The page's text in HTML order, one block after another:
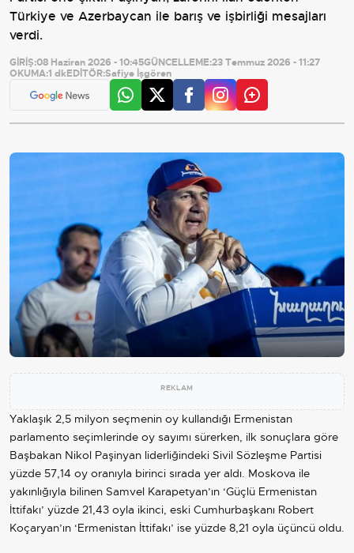
Türkiye ve Azerbaycan ile barış ve işbirliği mesajları
verdi.
GİRİŞ:08 Haziran 2026 - 10:45GÜNCELLEME:23 Temmuz 2026 - 11:27
OKUMA:1 dkEDİTÖR:Safiye İşgören
REKLAM
Yaklaşık 2,5 milyon seçmenin oy kullandığı Ermenistan
parlamento seçimlerinde oy sayımı sürerken, ilk sonuçlara göre
Başbakan Nikol Paşinyan liderliğindeki Sivil Sözleşme Partisi
yüzde 57,14 oy oranıyla birinci sırada yer aldı. Moskova ile
yakınlığıyla bilinen Samvel Karapetyan’ın ‘Güçlü Ermenistan
İttifakı’ yüzde 21,43 oyla ikinci, eski Cumhurbaşkanı Robert
Koçaryan’ın ‘Ermenistan İttifakı’ ise yüzde 8,21 oyla üçüncü oldu.